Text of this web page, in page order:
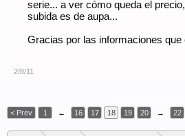
serie... a ver cómo queda el
subida es de aupa...
Gracias por las informaciones que
2/8/11
< Prev
1 ← 16 17 18 19 20 → 22